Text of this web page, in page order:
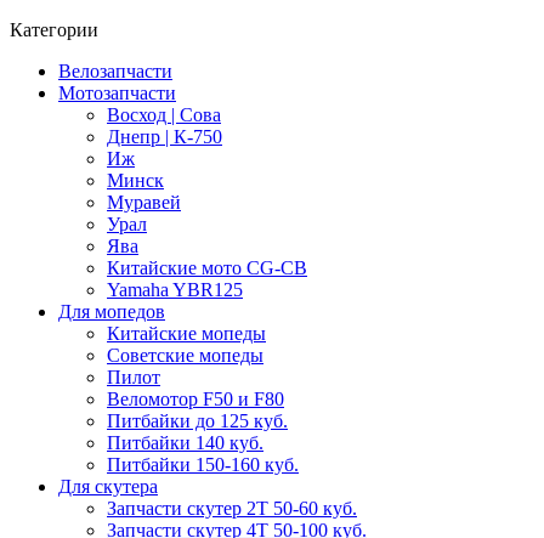
Категории
Велозапчасти
Мотозапчасти
Восход | Сова
Днепр | К-750
Иж
Минск
Муравей
Урал
Ява
Китайские мото CG-CB
Yamaha YBR125
Для мопедов
Китайские мопеды
Советские мопеды
Пилот
Веломотор F50 и F80
Питбайки до 125 куб.
Питбайки 140 куб.
Питбайки 150-160 куб.
Для скутера
Запчасти скутер 2Т 50-60 куб.
Запчасти скутер 4Т 50-100 куб.